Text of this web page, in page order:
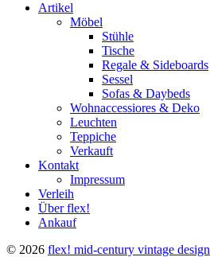
Artikel
Möbel
Stühle
Tische
Regale & Sideboards
Sessel
Sofas & Daybeds
Wohnaccessiores & Deko
Leuchten
Teppiche
Verkauft
Kontakt
Impressum
Verleih
Über flex!
Ankauf
© 2026 flex! mid-century vintage design